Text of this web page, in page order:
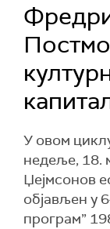
У овом
недеље, 18.
Џејмсонов
објављен у
програм”